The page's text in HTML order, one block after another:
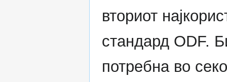
вториот
стандард ODF.
потребна во